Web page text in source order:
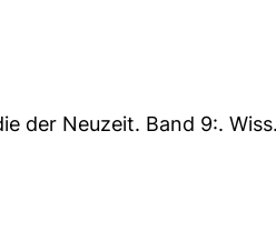
der Neuzeit. Band 9:.